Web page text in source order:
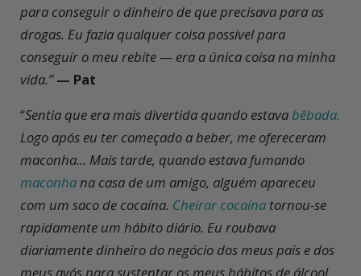
para conseguir o dinheiro de que precisava para as
drogas. Eu fazia qualquer coisa possível para
conseguir o meu rebite — era a única coisa na minha
vida.” — Pat
“Sentia que era mais divertida quando estavabêbada.
Logo após eu ter começado a beber, me ofereceram
maconha... Mais tarde, quando estava fumando
maconhana casa de um amigo, alguém apareceu
com um saco de cocaína. Cheirar cocaína tornou-se
rapidamente um hábito diário. Eu roubava
diariamente dinheiro do negócio dos meus pais e dos